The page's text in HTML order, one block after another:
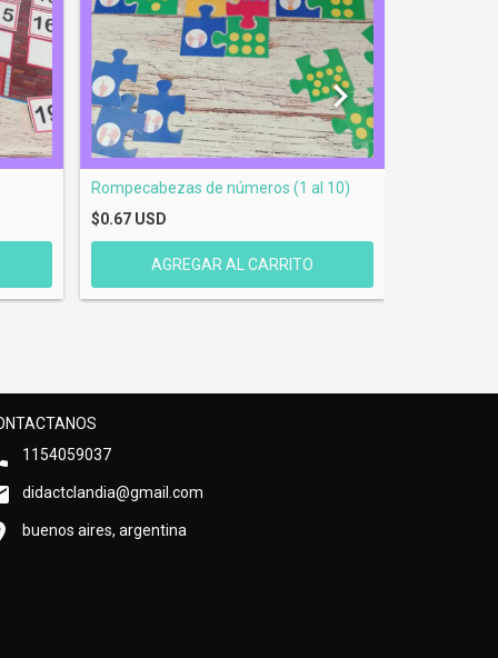
Rompecabezas de números (1 al 10)
$0.67 USD
1154059037
didactclandia@gmail.com
buenos aires, argentina